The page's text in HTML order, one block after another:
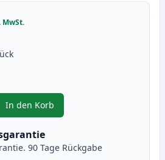
MwSt.
um anzupassen
In den Korb
, Canon PG-37 schwarz
90 Tage Rückgabe